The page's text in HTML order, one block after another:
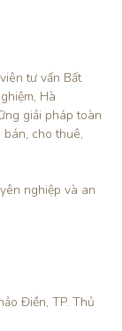
tư vấn Bất
Hà
giải pháp toàn
cho thuê,
nghiệp và an
Điền, TP. Thủ